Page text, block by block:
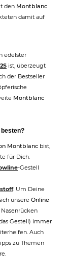
den Montblanc
damit auf
edelster
ist, überzeugt
der Bestseller
Montblanc
Montblanc bist,
für Dich.
-Gestell
. Um Deine
unsere Online
Gestell) immer
Auch
zu Themen